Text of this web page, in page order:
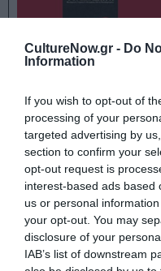
CultureNow.gr - Do
Information
If you wish to opt-out of
processing of your
targeted advertising by
section to confirm your
opt-out request is
interest-based ads based
us or personal
your opt-out. You may
disclosure of your
IAB’s list of downstream
Ταυτότητα
Πληροφορίες έκδοσης:
440 , Τιμή: 16,22€, ISBN:
Ακολουθήστε το
μάθετε πρώτοι όλες